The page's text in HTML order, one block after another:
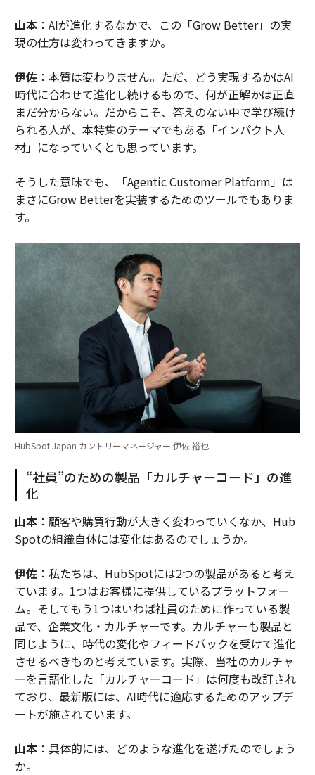
山本：AIが進化するなかで、この「Grow Better」の実
現の仕方は変わってきますか。
伊佐：本質は変わりません。ただ、どう実現するかはAI
時代に合わせて進化し続けるもので、何が正解かは正直
まだ分からない。だからこそ、答えのない中で学び続け
られる人が、本特集のテーマでもある「インパクト人
材」になっていくとも思っています。
そうした意味でも、「Agentic Customer Platform」は
まさにGrow Betterを実装するためのツールでもありま
す。
HubSpot Japan カントリーマネージャー 伊佐 裕也
“社員”のための製品「カルチャーコード」の進
化
山本：顧客や購買行動が大きく変わっていくなか、Hub
Spotの組織自体には変化はあるのでしょうか。
伊佐：私たちは、HubSpotには2つの製品があると考え
ています。1つはお客様に提供しているプラットフォー
ム。そしてもう1つはいわば社員のために作っている製
品で、企業文化・カルチャーです。カルチャーも製品と
同じように、時代の変化やフィードバックを受けて進化
させるべきものと考えています。実際、当社のカルチャ
ーを言語化した「カルチャーコード」は何度も改訂され
ており、最新版には、AI時代に適応するためのアップデ
ートが施されています。
山本：具体的には、どのような進化を遂げたのでしょう
か。